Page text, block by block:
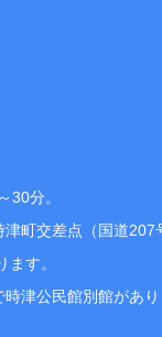
30分。
町交差点（国道207
す。
津公民館別館があり